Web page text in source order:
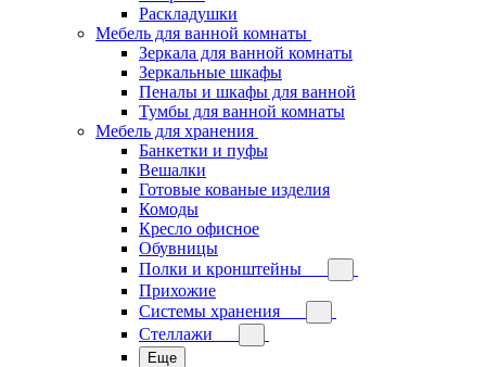
Раскладушки
Мебель для ванной комнаты
Зеркала для ванной комнаты
Зеркальные шкафы
Пеналы и шкафы для ванной
Тумбы для ванной комнаты
Мебель для хранения
Банкетки и пуфы
Вешалки
Готовые кованые изделия
Комоды
Кресло офисное
Обувницы
Полки и кронштейны
Прихожие
Системы хранения
Стеллажи
Еще